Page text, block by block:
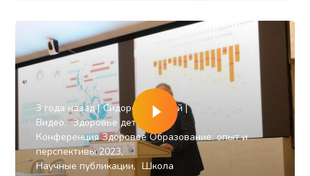
3 года назад
Сидоров Евгений
Видео
Здоровье детей
Конференция Здоровое Образование: опыт и
перспективы 2023
Научные публикации
Школа